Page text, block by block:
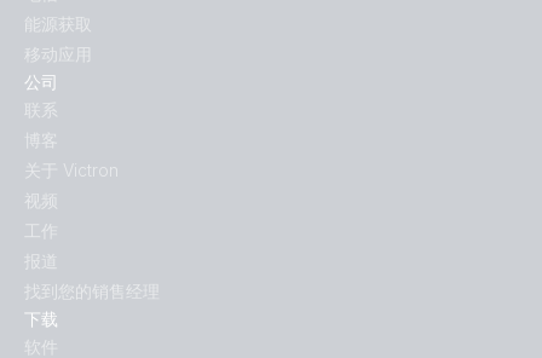
下载
软件
能源获取
移动应用
公司
联系
博客
关于 Victron
视频
工作
报道
找到您的销售经理